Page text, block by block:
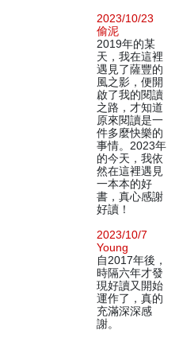
2023/10/23
偷泥
2019年的某
天，我在這裡
遇見了薩豐的
風之影，便開
啟了我的閱讀
之路，才知道
原來閱讀是一
件多麼快樂的
事情。2023年
的今天，我依
然在這裡遇見
一本本的好
書，真心感謝
好讀！
2023/10/7
Young
自2017年後，
時隔六年才發
現好讀又開始
運作了，真的
充滿深深感
謝。